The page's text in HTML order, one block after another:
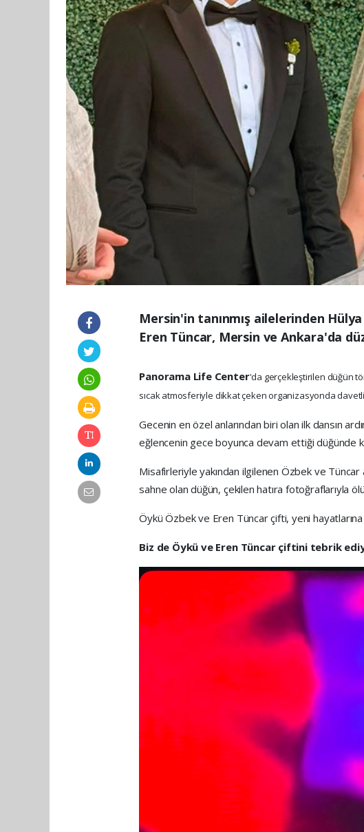
Mersin'in tanınmış ailelerinden
Eren Tüncar, Mersin ve Ankara'da
Panorama Life Center'da gerçekleştirilen düğün
sıcak atmosferiyle dikkat çeken organizasyonda
Gecenin en özel anlarından biri olan ilk dansın
eğlencenin gece boyunca devam ettiği düğünde
Misafirleriyle yakından ilgilenen Özbek ve
sahne olan düğün, çekilen hatıra fotoğraflarıyla
Öykü Özbek ve Eren Tüncar çifti, yeni
Biz de Öykü ve Eren Tüncar çiftini tebrik